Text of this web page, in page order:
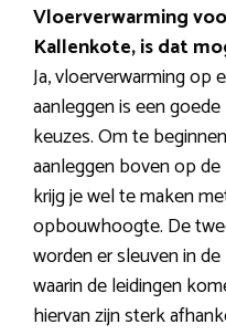
Vloerverwarming
Kallenkote, is dat
Ja, vloerverwarming op
aanleggen is een
keuzes. Om te
aanleggen boven op
krijg je wel te maken
opbouwhoogte. De
worden er sleuven in
waarin de leidingen
hiervan zijn sterk